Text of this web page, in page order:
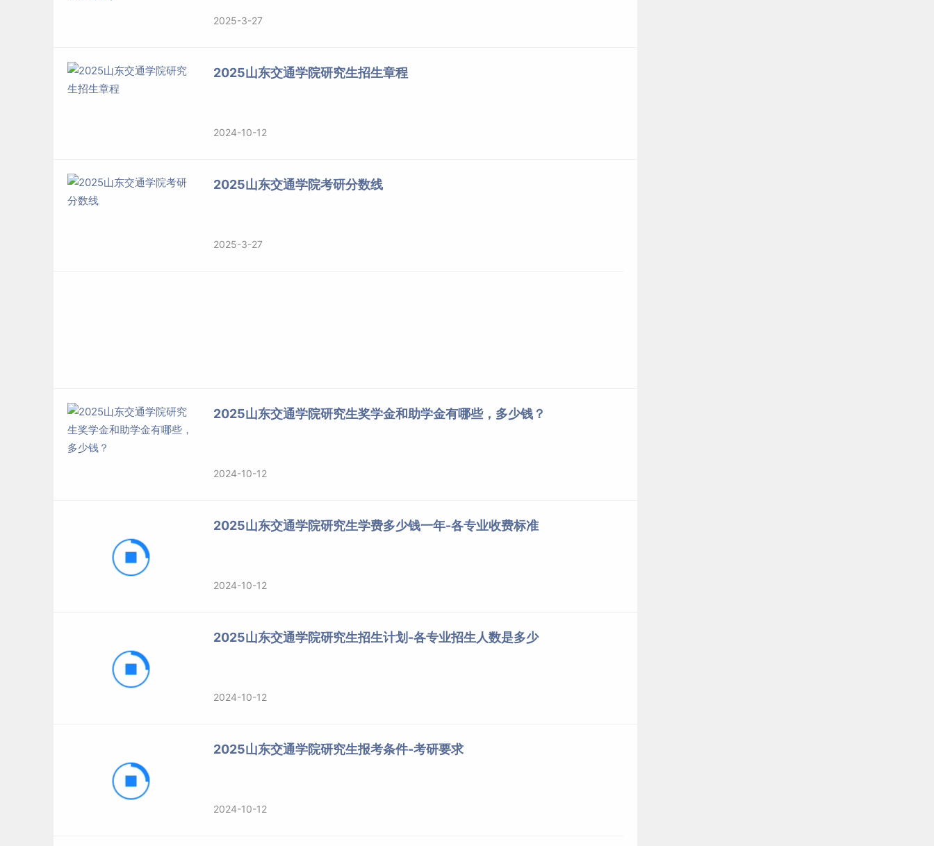
2025-3-27
2025山东交通学院研究生招生章程
2024-10-12
2025山东交通学院考研分数线
2025-3-27
2025山东交通学院研究生奖学金和助学金有哪些，多少钱？
2024-10-12
2025山东交通学院研究生学费多少钱一年-各专业收费标准
2024-10-12
2025山东交通学院研究生招生计划-各专业招生人数是多少
2024-10-12
2025山东交通学院研究生报考条件-考研要求
2024-10-12